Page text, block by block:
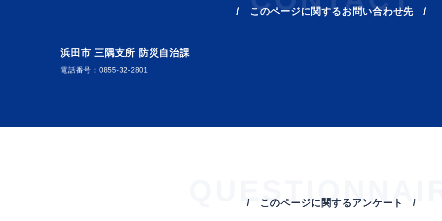
このページに関するお問い合わせ先
浜田市 三隅支所 防災自治課
電話番号： 0855-32-2801
このページに関するアンケート